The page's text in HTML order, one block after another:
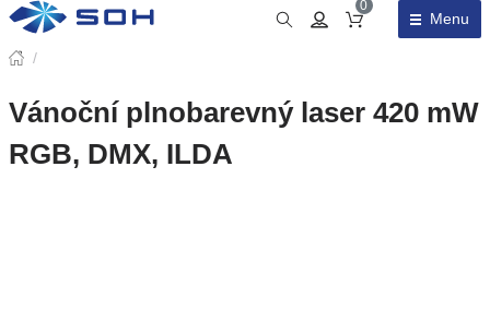
Obsah košíku
0
Menu
/
Vánoční plnobarevný laser 420 mW
RGB, DMX, ILDA